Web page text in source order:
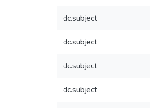
dc.subject
dc.subject
dc.subject
dc.subject